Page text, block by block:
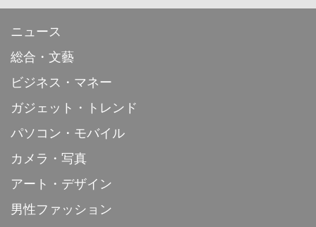
ニュース
総合・文藝
ビジネス・マネー
ガジェット・トレンド
パソコン・モバイル
カメラ・写真
アート・デザイン
男性ファッション